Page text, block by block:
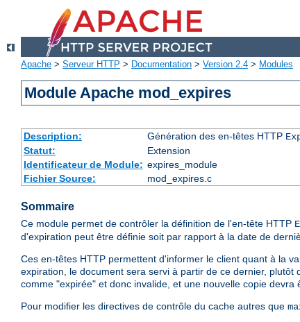
Apache > Serveur HTTP > Documentation > Version 2.4 > Modules
Module Apache mod_expires
Description: Génération des en-têtes HTTP
Statut:
Extension
Identificateur de Module: expires_module
Fichier Source:
mod_expires.c
Sommaire
Ce module permet de contrôler la définition de l'en-tête HTTP
d'expiration peut être définie soit par rapport à la date de
Ces en-têtes HTTP permettent d'informer le client quant à la
expiration, le document sera servi à partir de ce dernier,
comme "expirée" et donc invalide, et une nouvelle copie
Pour modifier les directives de contrôle du cache autres que